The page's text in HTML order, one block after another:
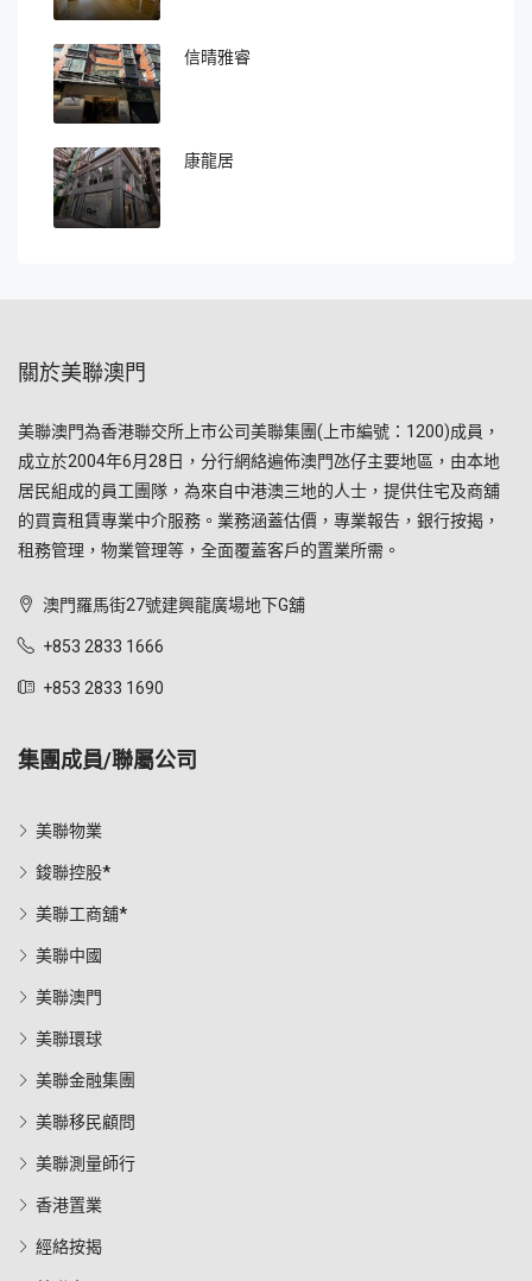
信晴雅睿
康龍居
關於美聯澳門
美聯澳門為香港聯交所上市公司美聯集團(上市編號：1200)成員，
成立於2004年6月28日，分行網絡遍佈澳門氹仔主要地區，由本地
居民組成的員工團隊，為來自中港澳三地的人士，提供住宅及商舖
的買賣租賃專業中介服務。業務涵蓋估價，專業報告，銀行按揭，
租務管理，物業管理等，全面覆蓋客戶的置業所需。
澳門羅馬街27號建興龍廣場地下G舖
+853 2833 1666
+853 2833 1690
集團成員/聯屬公司
美聯物業
鋑聯控股*
美聯工商舖*
美聯中國
美聯澳門
美聯環球
美聯金融集團
美聯移民顧問
美聯測量師行
香港置業
經絡按揭